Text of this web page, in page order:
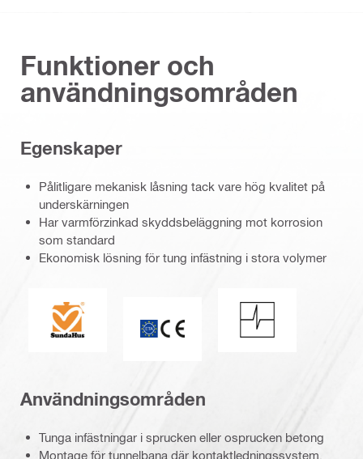
Funktioner och
användningsområden
Egenskaper
Pålitligare mekanisk låsning tack vare hög kvalitet på
underskärningen
Har varmförzinkad skyddsbeläggning mot korrosion
som standard
Ekonomisk lösning för tung infästning i stora volymer
SundaHus Stöttålighet
Användningsområden
Tunga infästningar i sprucken eller osprucken betong
Montage för tunnelbana där kontaktledningssystem,